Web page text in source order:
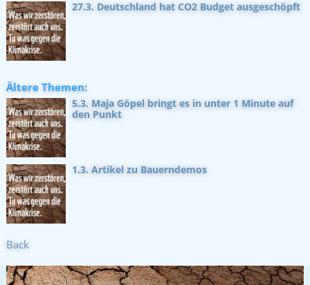
27.3. Deutschland hat CO2 Budget ausgeschöpft
Ältere Themen:
5.3. Maja Göpel bringt es in unter 1 Minute auf
den Punkt
1.3. Artikel zu Bauerndemos
Back